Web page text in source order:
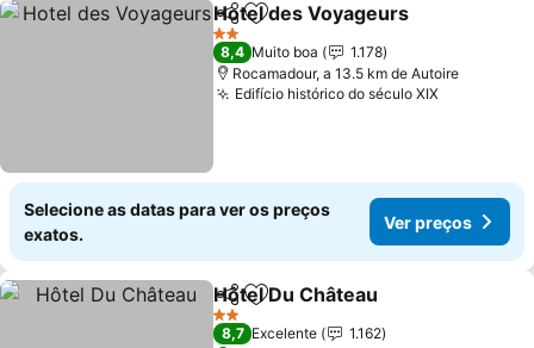
PartilharAdicionar aos favoritos
Hotel des Voyageurs
2 Estrelas
8,4 Muito boa
1.178
Rocamadour, a 13.5 km de Autoire
Edifício histórico do século XIXVer
Selecione as datas para ver os preços
exatos.
Ver preços
PartilharAdicionar aos favoritos
Hôtel Du Château
2 Estrelas
8,7 Excelente
1.162